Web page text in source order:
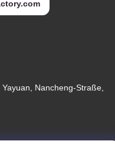
Nancheng-Straße,